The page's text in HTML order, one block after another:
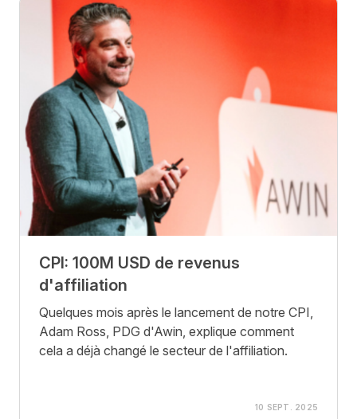
CPI: 100M USD de revenus
d'affiliation
Quelques mois après le lancement de notre CPI,
Adam Ross, PDG d'Awin, explique comment
cela a déjà changé le secteur de l'affiliation.
10 SEPT. 2025